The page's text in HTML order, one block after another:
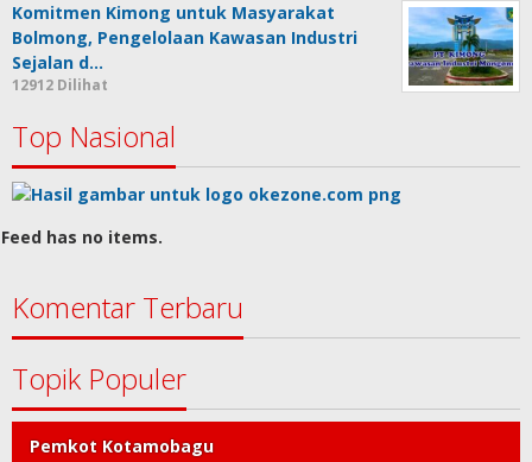
Komitmen Kimong untuk Masyarakat
Bolmong, Pengelolaan Kawasan Industri
Sejalan d…
12912 Dilihat
Top Nasional
Feed has no items.
Komentar Terbaru
Topik Populer
Pemkot Kotamobagu